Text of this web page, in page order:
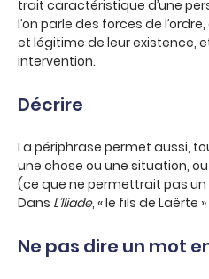
trait caractéristique d’une
l’on parle des forces de
et légitime de leur existence,
intervention.
Décrire
La périphrase permet aussi,
une chose ou une situation,
(ce que ne permettrait pas
Dans L’Iliade, « le fils de Laërte
Ne pas dire un mot